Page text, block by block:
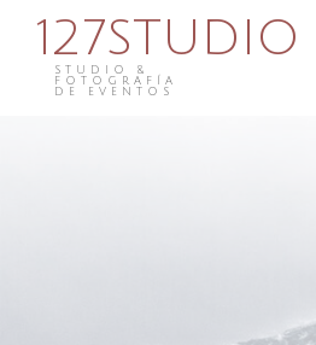
127STUDIO
STUDIO &
FOTOGRAFÍA
DE EVENTOS